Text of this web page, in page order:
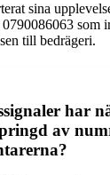
sina
som
till bedrägeri.
har
av